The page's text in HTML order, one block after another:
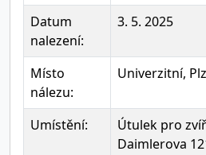
Datum
nalezení:
3. 5. 2025
Místo
nálezu:
Univerzitní,
Umístění:
Útulek pro
Daimlerova